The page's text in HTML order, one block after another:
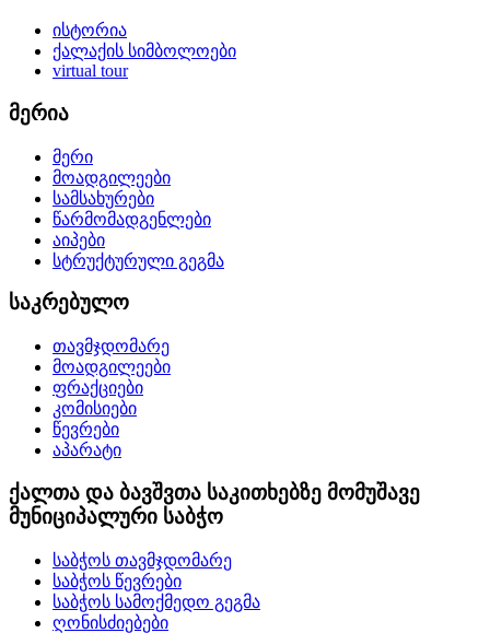
ისტორია
ქალაქის სიმბოლოები
virtual tour
მერია
მერი
მოადგილეები
სამსახურები
წარმომადგენლები
აიპები
სტრუქტურული გეგმა
საკრებულო
თავმჯდომარე
მოადგილეები
ფრაქციები
კომისიები
წევრები
აპარატი
ქალთა და ბავშვთა საკითხებზე მომუშავე
მუნიციპალური საბჭო
საბჭოს თავმჯდომარე
საბჭოს წევრები
საბჭოს სამოქმედო გეგმა
ღონისძიებები